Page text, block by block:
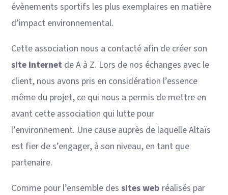
évènements sportifs les plus exemplaires en matière
d’impact environnemental.
Cette association nous a contacté afin de créer son
site internet de A à Z. Lors de nos échanges avec le
client, nous avons pris en considération l’essence
même du projet, ce qui nous a permis de mettre en
avant cette association qui lutte pour
l’environnement. Une cause auprès de laquelle Altaïs
est fier de s’engager, à son niveau, en tant que
partenaire.
Comme pour l’ensemble dessites web réalisés par